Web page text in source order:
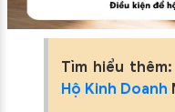
Tìm hiểu thêm:
Hộ Kinh Doanh